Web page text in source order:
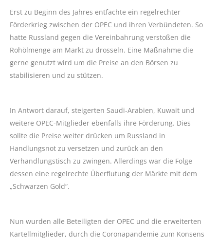
Erst zu Beginn des Jahres entfachte ein regelrechter
Förderkrieg zwischen der OPEC und ihren Verbündeten. So
hatte Russland gegen die Vereinbahrung verstoßen die
Rohölmenge am Markt zu drosseln. Eine Maßnahme die
gerne genutzt wird um die Preise an den Börsen zu
stabilisieren und zu stützen.
In Antwort darauf, steigerten Saudi-Arabien, Kuwait und
weitere OPEC-Mitglieder ebenfalls ihre Förderung. Dies
sollte die Preise weiter drücken um Russland in
Handlungsnot zu versetzen und zurück an den
Verhandlungstisch zu zwingen. Allerdings war die Folge
dessen eine regelrechte Überflutung der Märkte mit dem
„Schwarzen Gold“.
Nun wurden alle Beteiligten der OPEC und die erweiterten
Kartellmitglieder, durch die Coronapandemie zum Konsens